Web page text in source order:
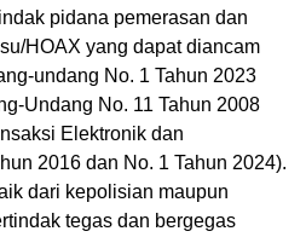
pidana pemerasan dan
HOAX yang dapat diancam
undang No. 1 Tahun 2023
Undang No. 11 Tahun 2008
Elektronik dan
2016 dan No. 1 Tahun 2024).
dari kepolisian maupun
tegas dan bergegas